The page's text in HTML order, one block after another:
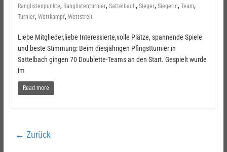
Ranglistenpunkte, Ranglistenturnier, Sattelbach, Sieger, Siegerin, Team,
Turnier, Wettkampf, Wettstreit
Liebe Mitglieder,liebe Interessierte,volle Plätze, spannende Spiele
und beste Stimmung: Beim diesjährigen Pfingstturnier in
Sattelbach gingen 70 Doublette-Teams an den Start. Gespielt wurde
im
Read more
← Zurück